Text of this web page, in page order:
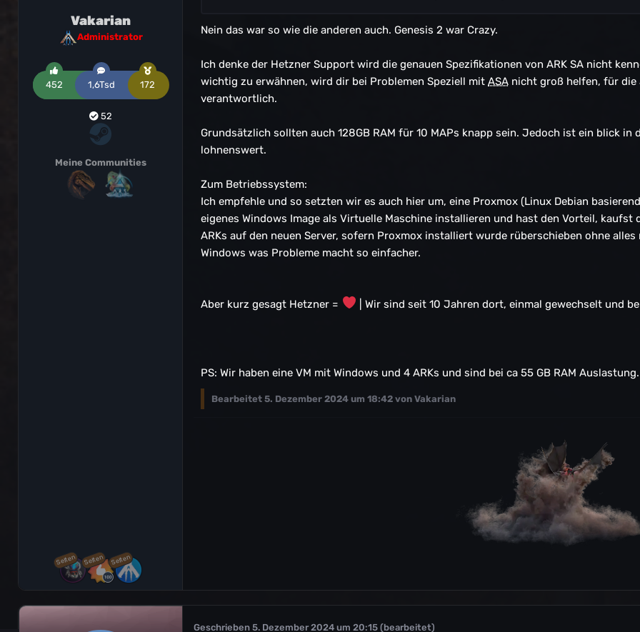
Vakarian
Administrator
452 1,6Tsd 172
52
Meine Communities
Selten Selten Selten
Nein das war so wie die anderen auch. Genesis 2 war Crazy.
Ich denke der Hetzner Support wird die genauen Spezifikationen von ARK SA nicht
wichtig zu erwähnen, wird dir bei Problemen Speziell mit ASA nicht groß helfen, für die
verantwortlich.
Grundsätzlich sollten auch 128GB RAM für 10 MAPs knapp sein. Jedoch ist ein blick in
lohnenswert.
Zum Betriebssystem:
Ich empfehle und so setzten wir es auch hier um, eine Proxmox (Linux Debian
eigenes Windows Image als Virtuelle Maschine installieren und hast den Vorteil, kaufst
ARKs auf den neuen Server, sofern Proxmox installiert wurde rüberschieben ohne
Windows was Probleme macht so einfacher.
Aber kurz gesagt Hetzner = | Wir sind seit 10 Jahren dort, einmal gewechselt und
PS: Wir haben eine VM mit Windows und 4 ARKs und sind bei ca 55 GB RAM Auslastung.
Bearbeitet 5. Dezember 2024 um 18:42 von Vakarian
Geschrieben 5. Dezember 2024 um 20:15 (bearbeitet)